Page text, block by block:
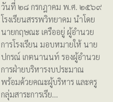
วันที่ ๒๘ กรกฎาคม พ.ศ. ๒๕๖๙
โรงเรียนสรรพวิทยาคม นำโดย
นายกฤษณะ เครืออยู่ ผู้อำนวย
การโรงเรียน มอบหมายให้ นาย
ปกรณ์ เกตนานนท์ รองผู้อำนวย
การฝ่ายบริหารงบประมาณ
พร้อมด้วยคณะผู้บริหาร และครู
กลุ่มสาระการเรีย…